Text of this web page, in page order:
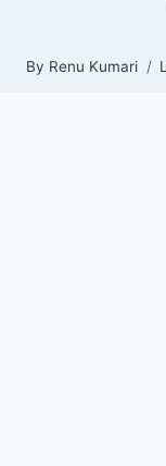
By Renu Kumari